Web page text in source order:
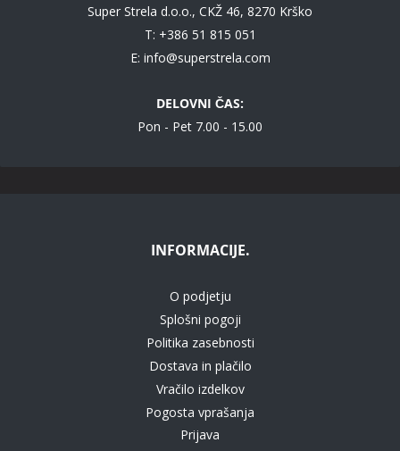
Super Strela d.o.o., CKŽ 46, 8270 Krško
T: +386 51 815 051
E: info@superstrela.com
DELOVNI ČAS:
Pon - Pet 7.00 - 15.00
INFORMACIJE.
O podjetju
Splošni pogoji
Politika zasebnosti
Dostava in plačilo
Vračilo izdelkov
Pogosta vprašanja
Prijava